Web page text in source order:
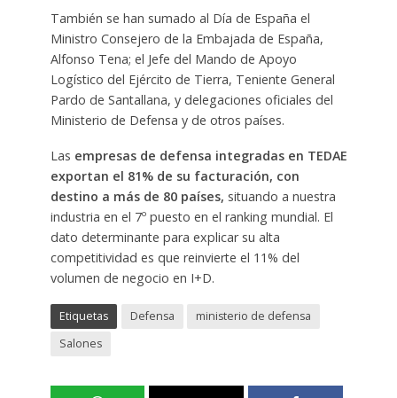
También se han sumado al Día de España el
Ministro Consejero de la Embajada de España,
Alfonso Tena; el Jefe del Mando de Apoyo
Logístico del Ejército de Tierra, Teniente General
Pardo de Santallana, y delegaciones oficiales del
Ministerio de Defensa y de otros países.
Las empresas de defensa integradas en TEDAE
exportan el 81% de su facturación, con
destino a más de 80 países, situando a nuestra
industria en el 7º puesto en el ranking mundial. El
dato determinante para explicar su alta
competitividad es que reinvierte el 11% del
volumen de negocio en I+D.
Etiquetas Defensa
ministerio de defensa
Salones